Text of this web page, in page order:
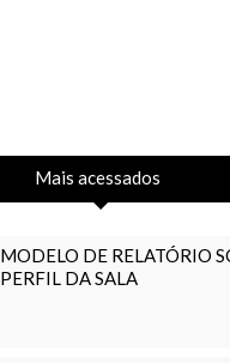
Mais acessados
MODELO DE RELATÓRIO
PERFIL DA SALA